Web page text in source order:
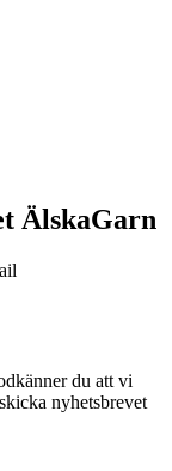
ÄlskaGarn
du att vi
nyhetsbrevet